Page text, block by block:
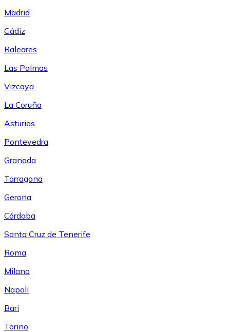
Madrid
Cádiz
Baleares
Las Palmas
Vizcaya
La Coruña
Asturias
Pontevedra
Granada
Tarragona
Gerona
Córdoba
Santa Cruz de Tenerife
Roma
Milano
Napoli
Bari
Torino